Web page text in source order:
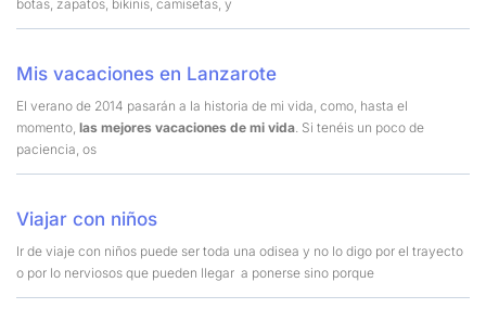
botas, zapatos, bikinis, camisetas, y
Mis vacaciones en Lanzarote
El verano de 2014 pasarán a la historia de mi vida, como, hasta el
momento, las mejores vacaciones de mi vida. Si tenéis un poco de
paciencia, os
Viajar con niños
Ir de viaje con niños puede ser toda una odisea y no lo digo por el trayecto
o por lo nerviosos que pueden llegar a ponerse sino porque